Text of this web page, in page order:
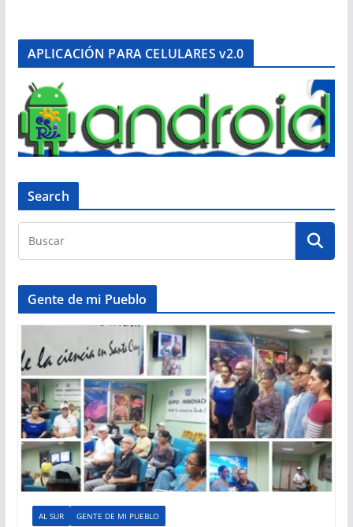
APLICACIÓN PARA CELULARES v2.0
Search
Gente de mi Pueblo
AL SUR GENTE DE MI PUEBLO